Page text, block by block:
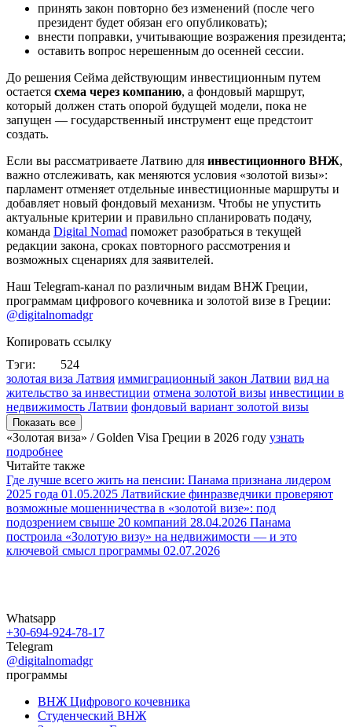
принять закон повторно без изменений (после чего
президент будет обязан его опубликовать);
внести поправки, учитывающие возражения президента;
оставить вопрос нерешенным до осенней сессии.
До решения Сейма действующим инвестиционным путем
остается схема через компанию, а фондовый маршрут,
который должен стать опорой будущей модели, пока не
запущен — государственный инструмент еще предстоит
создать.
Если вы рассматриваете Латвию для инвестиционного ВНЖ,
важно отслеживать, как меняются условия «золотой визы»:
парламент отменяет отдельные инвестиционные маршруты и
добавляет новый фондовый механизм. Чтобы не упустить
актуальные критерии и правильно спланировать подачу,
команда Digital Nomad поможет разобраться в текущей
редакции закона, сроках повторного рассмотрения и
возможных сценариях для заявителей.
Наш Telegram-канал по различным видам ВНЖ Греции,
программам цифрового кочевника и золотой визе в Греции:
@digitalnomadgr
Копировать ссылку
Тэги:
524
золотая виза Латвия иммиграционный закон Латвии вид на
жительство за инвестиции отмена золотой визы инвестиции в
недвижимость Латвии фондовый вариант золотой визы
Показать все
«Золотая виза» / Golden Visa Греции в 2026 году узнать
подробнее
Читайте также
Где лучше всего жить на пенсии: Панама признана лидером
2025 года 01.05.2025 Латвийские финразведчики проверяют
возможные мошенничества в «золотой визе»: под
подозрением свыше 20 компаний 28.04.2026 Панама
построила «Золотую визу» на недвижимости — и это
ключевой смысл программы 02.07.2026
Whatsapp
+30-694-924-78-17
Telegram
@digitalnomadgr
программы
ВНЖ Цифрового кочевника
Студенческий ВНЖ